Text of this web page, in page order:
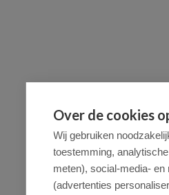
Over de cookies
Wij gebruiken
toestemming,
meten), social-media- en
(advertenties